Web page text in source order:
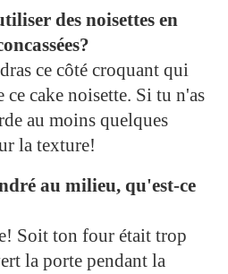
des noisettes en
ce côté croquant qui
cake noisette. Si tu n'as
au moins quelques
la texture!
au milieu, qu'est-ce
Soit ton four était trop
la porte pendant la